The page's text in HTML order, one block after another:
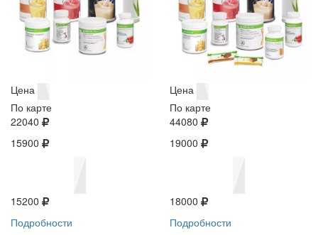
Цена
По карте
22040
15900
15200
Подробности
Цена
По карте
44080
19000
18000
Подробности